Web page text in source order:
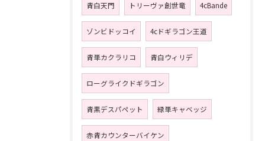
青白天門 トリーヴァ創世竜 4cBande
ゾンビドッコイ 4cドギラゴン王道
青単カクラリコ 青白ウィリデ
ローグライクドギラゴン
青黒デスパペット 緑単キャベッジ
赤青カウンターバイケン